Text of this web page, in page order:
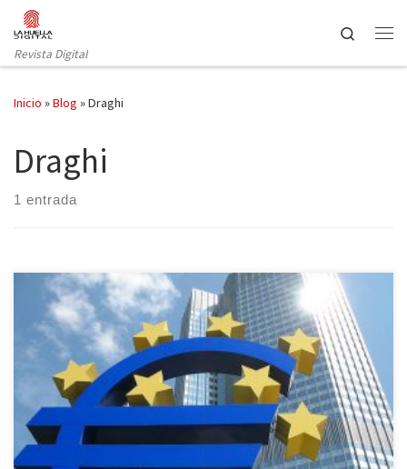
Saltar al contenido
Revista Digital
Search
Inicio »Blog »Draghi
Draghi
1 entrada
El 22 de enero conocimos los detalles del nuevo Plan de Draghi
para dar un paso adelante en la crisis europea. El Banco Central
Europeo (BCE) anunciaba su intervención monetaria más
esperada desde que Mario Draghi, presidente de la entidad,
dijera en 2012 que haría «todo lo necesario para sostener […]